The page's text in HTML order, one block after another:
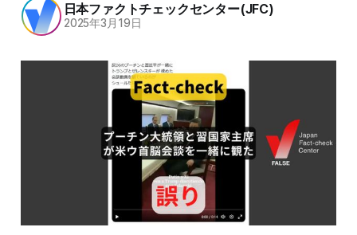
日本ファクトチェックセンター(JFC)
2025年3月19日